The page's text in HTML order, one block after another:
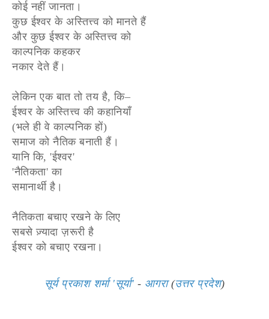
कोई नहीं जानता।
कुछ ईश्वर के अस्तित्त्व को मानते हैं
और कुछ ईश्वर के अस्तित्त्व को
काल्पनिक कहकर
नकार देते हैं।
लेकिन एक बात तो तय है, कि–
ईश्वर के अस्तित्त्व की कहानियाँ
(भले ही वे काल्पनिक हों)
समाज को नैतिक बनाती हैं।
यानि कि, 'ईश्वर'
'नैतिकता' का
समानार्थी है।
नैतिकता बचाए रखने के लिए
सबसे ज़्यादा ज़रूरी है
ईश्वर को बचाए रखना।
सूर्य प्रकाश शर्मा 'सूर्या' - आगरा(उत्तर प्रदेश)